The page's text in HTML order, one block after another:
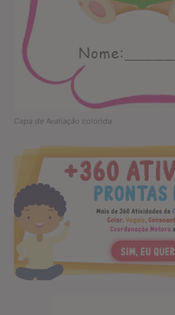
Capa de Avaliação colorida